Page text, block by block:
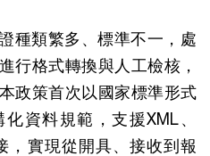
種類繁多、標準不一，處
行格式轉換與人工檢核，
政策首次以國家標準形式
資料規範，支援XML、
，實現從開具、接收到報